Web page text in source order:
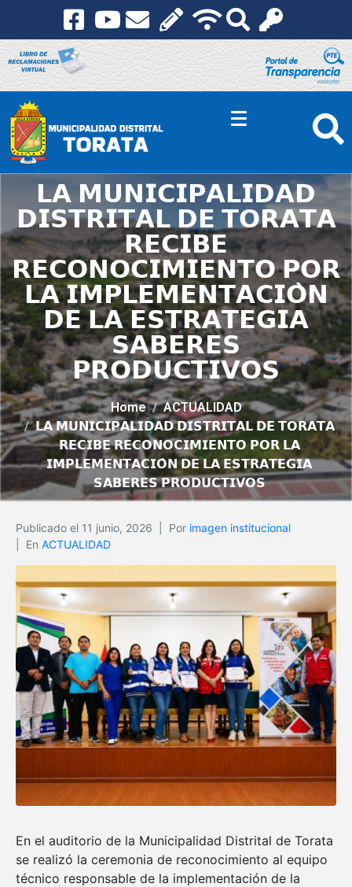
𝗟𝗔 𝗠𝗨𝗡𝗜𝗖𝗜𝗣𝗔𝗟𝗜𝗗𝗔𝗗
𝗗𝗜𝗦𝗧𝗥𝗜𝗧𝗔𝗟 𝗗𝗘 𝗧𝗢𝗥𝗔𝗧𝗔
𝗥𝗘𝗖𝗜𝗕𝗘
𝗥𝗘𝗖𝗢𝗡𝗢𝗖𝗜𝗠𝗜𝗘𝗡𝗧𝗢 𝗣𝗢𝗥
𝗟𝗔 𝗜𝗠𝗣𝗟𝗘𝗠𝗘𝗡𝗧𝗔𝗖𝗜𝗢̀𝗡
𝗗𝗘 𝗟𝗔 𝗘𝗦𝗧𝗥𝗔𝗧𝗘𝗚𝗜𝗔
𝗦𝗔𝗕𝗘𝗥𝗘𝗦
𝗣𝗥𝗢𝗗𝗨𝗖𝗧𝗜𝗩𝗢𝗦
Home
ACTUALIDAD
𝗟𝗔 𝗠𝗨𝗡𝗜𝗖𝗜𝗣𝗔𝗟𝗜𝗗𝗔𝗗 𝗗𝗜𝗦𝗧𝗥𝗜𝗧𝗔𝗟 𝗗𝗘 𝗧𝗢𝗥𝗔𝗧𝗔
𝗥𝗘𝗖𝗜𝗕𝗘 𝗥𝗘𝗖𝗢𝗡𝗢𝗖𝗜𝗠𝗜𝗘𝗡𝗧𝗢 𝗣𝗢𝗥 𝗟𝗔
𝗜𝗠𝗣𝗟𝗘𝗠𝗘𝗡𝗧𝗔𝗖𝗜𝗢̀𝗡 𝗗𝗘 𝗟𝗔 𝗘𝗦𝗧𝗥𝗔𝗧𝗘𝗚𝗜𝗔
𝗦𝗔𝗕𝗘𝗥𝗘𝗦 𝗣𝗥𝗢𝗗𝗨𝗖𝗧𝗜𝗩𝗢𝗦
Publicado el 11 junio, 2026 Por imagen institucional
En ACTUALIDAD
En el auditorio de la Municipalidad Distrital de Torata
se realizó la ceremonia de reconocimiento al equipo
técnico responsable de la implementación de la